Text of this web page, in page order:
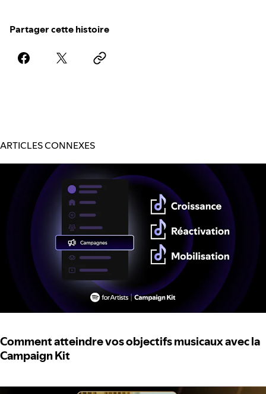
Partager cette histoire
ARTICLES CONNEXES
Comment atteindre vos objectifs musicaux avec la
Campaign Kit